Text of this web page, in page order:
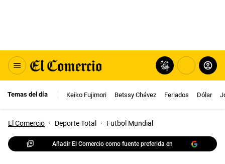
Temas del día Keiko Fujimori Betssy Chávez Feriados Dólar
El Comercio · Deporte Total · Futbol Mundial
Añadir El Comercio como fuente preferida en